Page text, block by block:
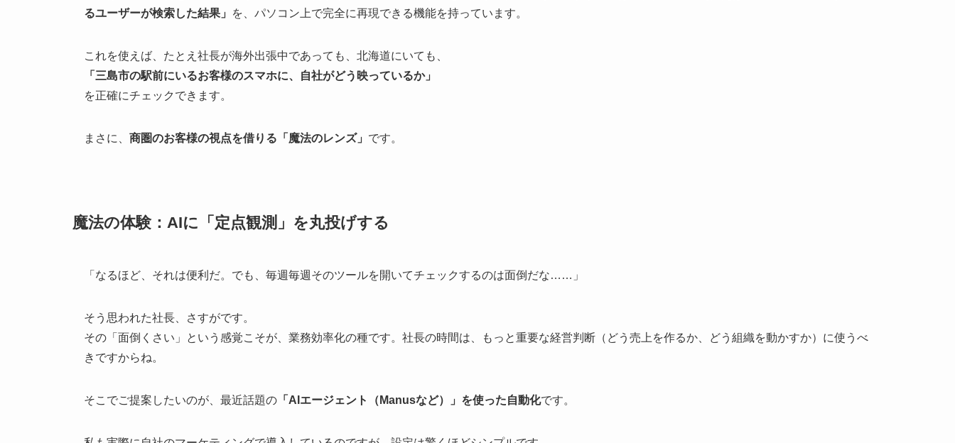
るユーザーが検索した結果」
を、パソコン上で完全に再現できる機能を持っています。
これを使えば、たとえ社長が海外出張中であっても、北海道にいても、
「三島市の駅前にいるお客様のスマホに、自社がどう映っているか」
を正確にチェックできます。
まさに、 商圏のお客様の視点を借りる「魔法のレンズ」 です。
魔法の体験：AIに「定点観測」を丸投げする
「なるほど、それは便利だ。でも、毎週毎週そのツールを開いてチェックするのは面倒だな……」
そう思われた社長、さすがです。
その「面倒くさい」という感覚こそが、業務効率化の種です。社長の時間は、もっと重要な経営判断（どう売上を作るか、どう組織を動かすか）に使うべ
きですからね。
そこでご提案したいのが、最近話題の 「AIエージェント（Manusなど）」を使った自動化です。